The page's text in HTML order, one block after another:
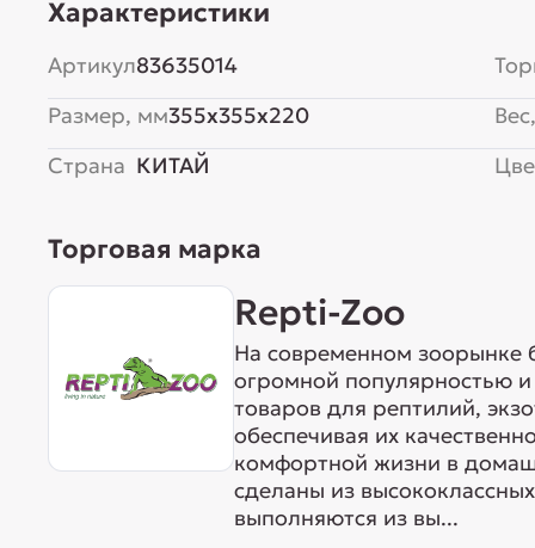
Характеристики
Артикул83635014
Размер, мм355x355x220
Страна КИТАЙ
Торговая марка
Repti-Zoo
На современном зоорынке
огромной популярностью
товаров для рептилий,
обеспечивая их
комфортной жизни в
сделаны из
выполняются из вы...